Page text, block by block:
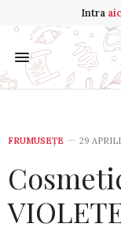
Intra
FRUMUSEȚE 29